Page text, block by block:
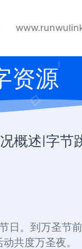
资源
概述|字节
日。到万圣节
共度万圣夜。